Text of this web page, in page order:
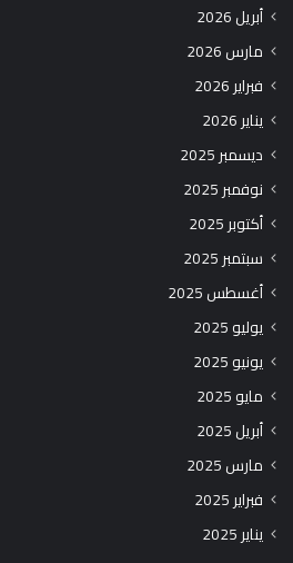
أبريل 2026
مارس 2026
فبراير 2026
يناير 2026
ديسمبر 2025
نوفمبر 2025
أكتوبر 2025
سبتمبر 2025
أغسطس 2025
يوليو 2025
يونيو 2025
مايو 2025
أبريل 2025
مارس 2025
فبراير 2025
يناير 2025